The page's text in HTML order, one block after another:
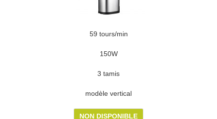
59 tours/min
150W
3 tamis
modèle vertical
NON DISPONIBLE